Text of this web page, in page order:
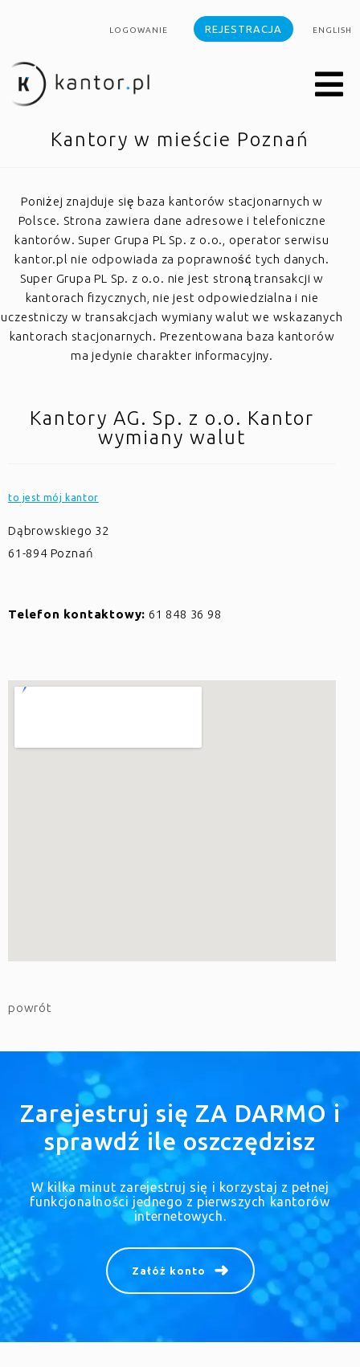
LOGOWANIE REJESTRACJA ENGLISH
Kantory w mieście Poznań
Poniżej znajduje się baza kantorów stacjonarnych w
Polsce. Strona zawiera dane adresowe i telefoniczne
kantorów. Super Grupa PL Sp. z o.o., operator serwisu
kantor.pl nie odpowiada za poprawność tych danych.
Super Grupa PL Sp. z o.o. nie jest stroną transakcji w
kantorach fizycznych, nie jest odpowiedzialna i nie
uczestniczy w transakcjach wymiany walut we wskazanych
kantorach stacjonarnych. Prezentowana baza kantorów
ma jedynie charakter informacyjny.
Kantory AG. Sp. z o.o. Kantor
wymiany walut
to jest mój kantor
Dąbrowskiego 32
61-894 Poznań
Telefon kontaktowy: 61 848 36 98
powrót
Zarejestruj się ZA DARMO i
sprawdź ile oszczędzisz
W kilka minut zarejestruj się i korzystaj z pełnej
funkcjonalności jednego z pierwszych kantorów
internetowych.
Załóż konto